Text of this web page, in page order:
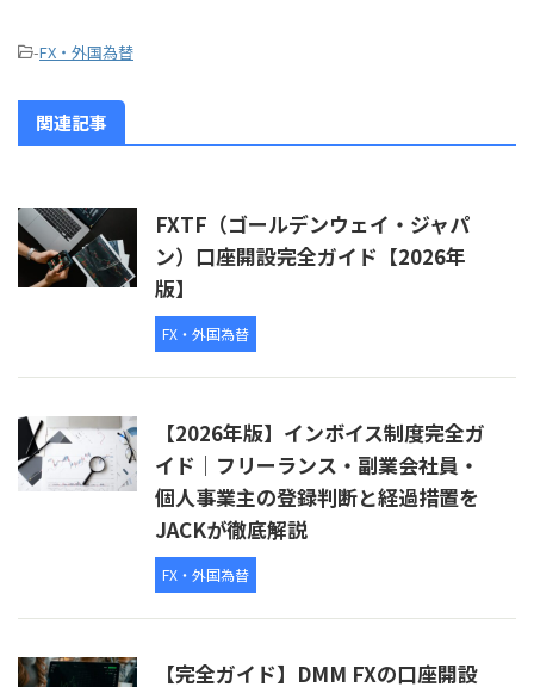
-FX・外国為替
関連記事
FXTF（ゴールデンウェイ・ジャパ
ン）口座開設完全ガイド【2026年
版】
FX・外国為替
【2026年版】インボイス制度完全ガ
イド｜フリーランス・副業会社員・
個人事業主の登録判断と経過措置を
JACKが徹底解説
FX・外国為替
【完全ガイド】DMM FXの口座開設